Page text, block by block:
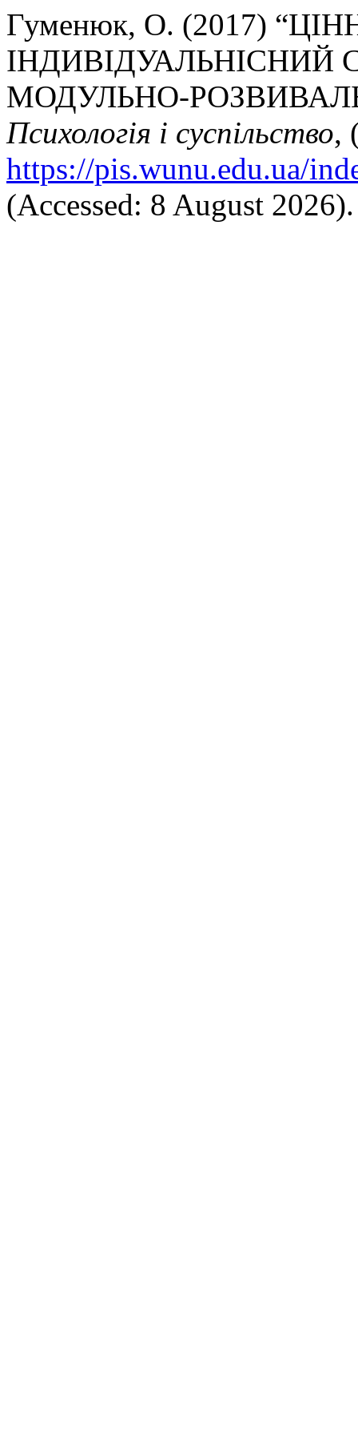
Гуменюк, О. (2017)
ІНДИВІДУАЛЬНІСНИЙ
МОДУЛЬНО-
Психологія і суспільство,
https://pis.wunu.edu.ua/
(Accessed: 8 August 2026).